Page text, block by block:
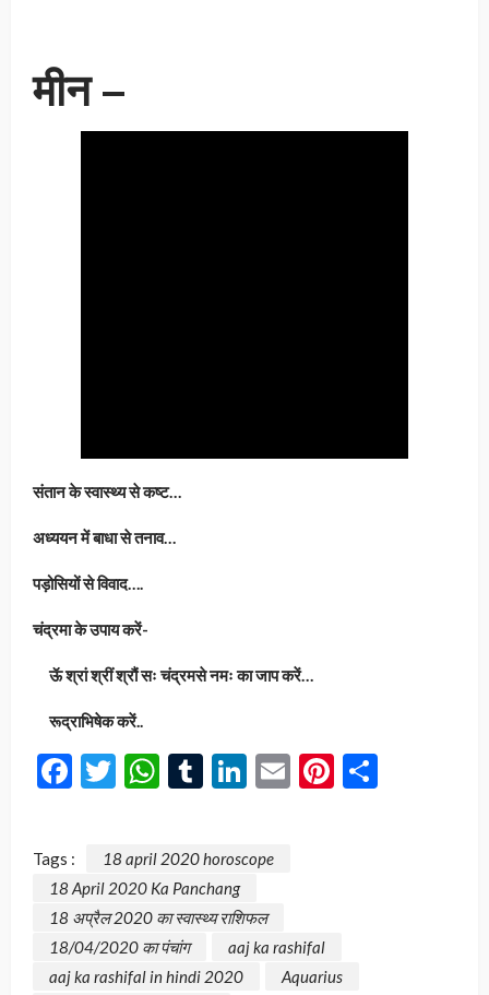
मीन –
संतान के स्वास्थ्य से कष्ट…
अध्ययन में बाधा से तनाव…
पड़ोसियों से विवाद….
चंद्रमा के उपाय करें-
ऊॅ श्रां श्रीं श्रौं सः चंद्रमसे नमः का जाप करें…
रूद्राभिषेक करें..
Facebook
Twitter
WhatsApp
Tumblr
LinkedIn
EmailPinterest
Tags :
18 april 2020 horoscope
18 April 2020 Ka Panchang
18 अप्रैल 2020 का स्वास्थ्य राशिफल
18/04/2020 का पंचांग
aaj ka rashifal
aaj ka rashifal in hindi 2020
Aquarius